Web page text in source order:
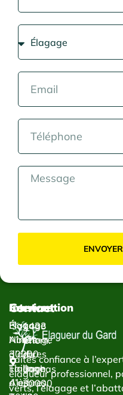
Faites confiance à
élagueur professionnel,
verts, l’élagage et
Services
Élagage
Abattage
d’arbres
Taillage
d’arbres
Intervention
Élagage
Nîmes
30000
Élagage
Alès
Contact
1433
Chem.
du
Bachas
30000